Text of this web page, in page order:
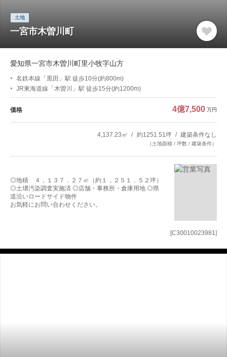
[C30010023981]
土地
一宮市木曽川町
愛知県一宮市木曽川町里小牧字山方
名鉄本線「黒田」駅 徒歩10分(約800m)
JR東海道線「木曽川」駅 徒歩15分(約1200m)
価格 4億7,500 万円
4,137.23㎡ 約1251.51坪 建築条件なし
（土地面積 / 坪数 / 建築条件）
◎地積 ４，１３７．２７㎡（約１，２５１．５２坪）
◎土壌汚染調査実施済 ◎店舗・事務所・倉庫用地 ◎県
道沿いロードサイド物件
お気軽にお問い合わせください。